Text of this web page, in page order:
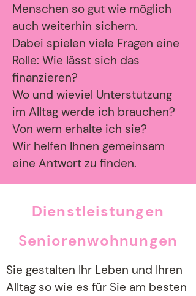
Menschen so gut wie möglich
auch weiterhin sichern.
Dabei spielen viele Fragen eine
Rolle: Wie lässt sich das
finanzieren?
Wo und wieviel Unterstützung
im Alltag werde ich brauchen?
Von wem erhalte ich sie?
Wir helfen Ihnen gemeinsam
eine Antwort zu finden.
Dienstleistungen
Seniorenwohnungen
Sie gestalten Ihr Leben und Ihren
Alltag so wie es für Sie am besten